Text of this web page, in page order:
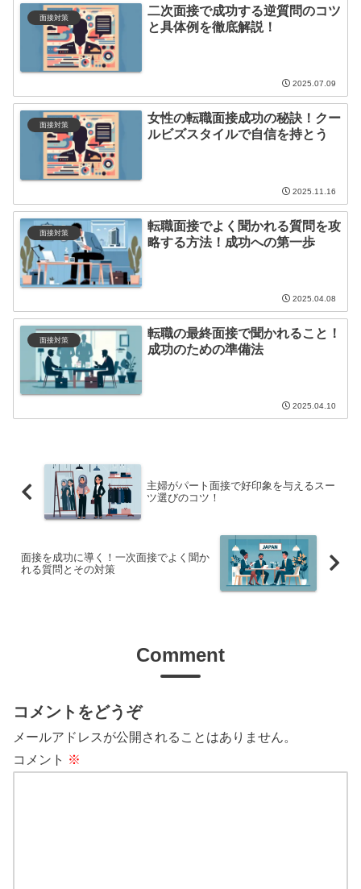
面接対策
二次面接で成功する逆質問のコツ
と具体例を徹底解説！
2025.07.09
面接対策
女性の転職面接成功の秘訣！クー
ルビズスタイルで自信を持とう
2025.11.16
面接対策
転職面接でよく聞かれる質問を攻
略する方法！成功への第一歩
2025.04.08
面接対策
転職の最終面接で聞かれること！
成功のための準備法
2025.04.10
主婦がパート面接で好印象を与えるスー
ツ選びのコツ！
面接を成功に導く！一次面接でよく聞か
れる質問とその対策
Comment
コメントをどうぞ
メールアドレスが公開されることはありません。
コメント ※